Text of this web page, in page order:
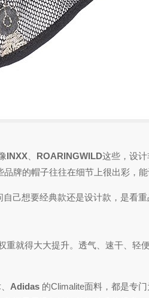
INXX ROARINGWILD这些，设
品牌的帽子往往在细节上很出彩，
己想要经典款还是设计款，是看
就得大大提升。透气、速干、轻
Adidas 的Climalite面料，都是专